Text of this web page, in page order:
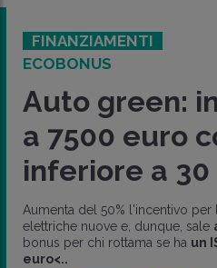
FINANZIAMENTI
ECOBONUS
Auto green:
a 7500 euro
inferiore a
Aumenta del 50% l'incentivo
elettriche nuove e, dunque, sale
bonus per chi rottama se ha un
euro<..